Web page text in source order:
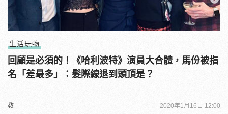
生活玩物
回顧是必須的！《哈利波特》演員大合體，馬份被指
名「差最多」：髮際線退到頭頂是？
教 2020年1月16日 12:00